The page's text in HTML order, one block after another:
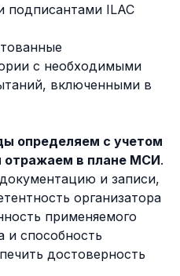
подписантами ILAC
с необходимыми
включенными в
определяем с учетом
отражаем в плане МСИ.
и записи,
организатора
применяемого
и способность
достоверность